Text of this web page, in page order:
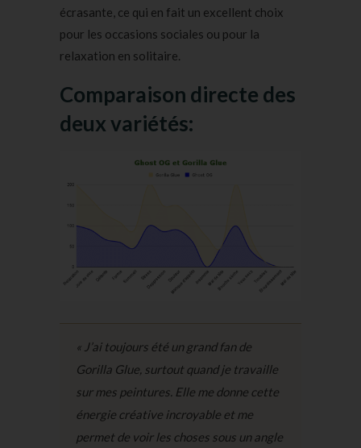
écrasante, ce qui en fait un excellent choix
pour les occasions sociales ou pour la
relaxation en solitaire.
Comparaison directe des
deux variétés:
« J’ai toujours été un grand fan de
Gorilla Glue, surtout quand je travaille
sur mes peintures. Elle me donne cette
énergie créative incroyable et me
permet de voir les choses sous un angle